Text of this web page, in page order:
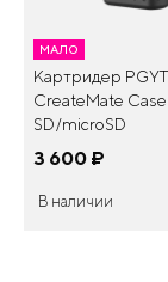
МАЛО
Картридер
CreateMate Case
SD/microSD
3 600 ¤
В наличии